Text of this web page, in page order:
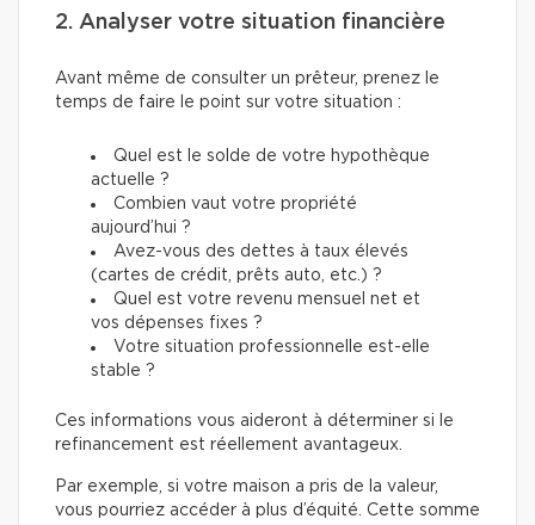
2. Analyser votre situation financière
Avant même de consulter un prêteur, prenez le
temps de faire le point sur votre situation :
Quel est le solde de votre hypothèque
actuelle ?
Combien vaut votre propriété
aujourd’hui ?
Avez-vous des dettes à taux élevés
(cartes de crédit, prêts auto, etc.) ?
Quel est votre revenu mensuel net et
vos dépenses fixes ?
Votre situation professionnelle est-elle
stable ?
Ces informations vous aideront à déterminer si le
refinancement est réellement avantageux.
Par exemple, si votre maison a pris de la valeur,
vous pourriez accéder à plus d’équité. Cette somme